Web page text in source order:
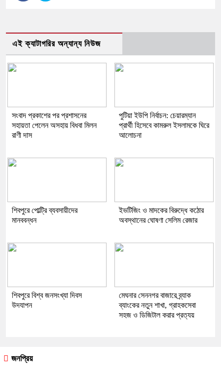
এই ক্যাটাগরির অন্যান্য নিউজ
সংবাদ প্রকাশের পর প্রশাসনের
সহায়তা পেলেন অসহায় বিধবা মিলন
রাণী দাস
পুটিয়া ইউপি নির্বাচন: চেয়ারম্যান
প্রার্থী হিসেবে কামরুল ইসলামকে ঘিরে
আলোচনা
শিবপুরে পোল্ট্রি ব্যবসায়ীদের
মানববন্ধন
ইভটিজিং ও মাদকের বিরুদ্ধে কঠোর
অবস্থানের ঘোষণা সেলিম রেজার
শিবপুরে বিশ্ব জনসংখ্যা দিবস
উদযাপন
মেঘনার সেননগর বাজারে ব্র্যাক
ব্যাংকের নতুন শাখা, গ্রাহকসেবা
সহজ ও ডিজিটাল করার প্রত্যয়
জনপ্রিয়